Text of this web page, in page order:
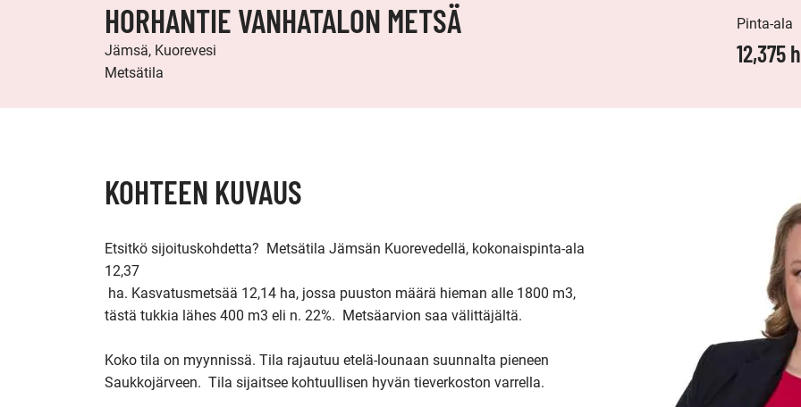
HORHANTIE VANHATALON METSÄ
Jämsä, Kuorevesi
Metsätila
Pinta-ala
12,375
KOHTEEN KUVAUS
Etsitkö sijoituskohdetta?  Metsätila Jämsän Kuorevedellä, kokonaispinta-ala
12,37
tästä tukkia lähes 400 m3 eli n. 22%.  Metsäarvion saa välittäjältä.
Koko tila on myynnissä. Tila rajautuu etelä-lounaan suunnalta pieneen
Saukkojärveen.  Tila sijaitsee kohtuullisen hyvän tieverkoston varrella.